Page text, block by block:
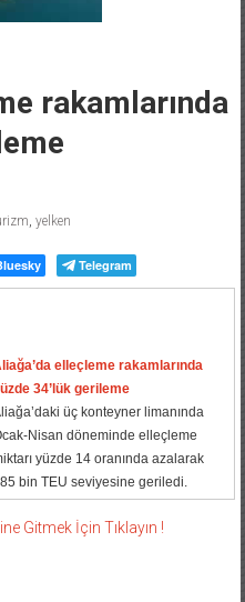
rakamlarında
, yelken
Telegram
elleçleme rakamlarında
34’lük gerileme
üç konteyner limanında
Nisan döneminde elleçleme
yüzde 14 oranında azalarak
bin TEU seviyesine geriledi.
Gitmek İçin Tıklayın !